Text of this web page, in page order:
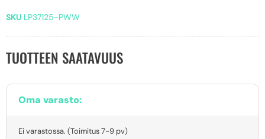
SKU LP37125-PWW
TUOTTEEN SAATAVUUS
Oma varasto:
Ei varastossa. (Toimitus 7-9 pv)